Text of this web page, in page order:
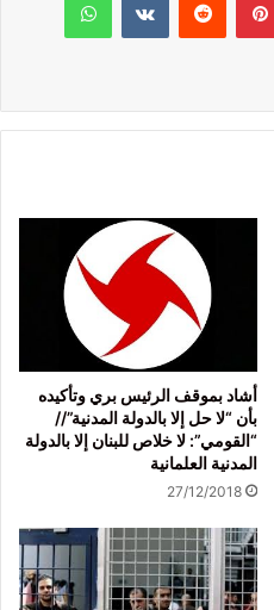
أشاد بموقف الرئيس بري وتأكيده
بأن “لا حل إلا بالدولة المدنية”//
“القومي”: لا خلاص للبنان إلا بالدولة
المدنية العلمانية
27/12/2018